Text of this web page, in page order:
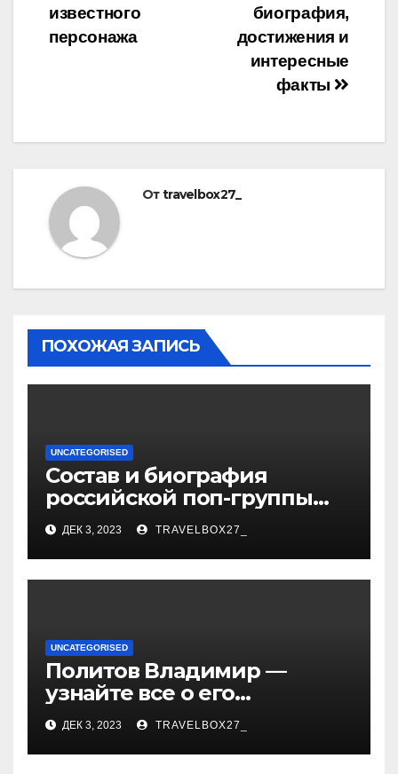
биография,
достижения и
интересные
факты
известного
персонажа
Отtravelbox27_
ПОХОЖАЯ ЗАПИСЬ
UNCATEGORISED
Состав и биография
российской поп-группы
«Иванушки интернешнл»
— история успеха, музыка
и судьбы участников
ДЕК 3, 2023 TRAVELBOX27_
UNCATEGORISED
Политов Владимир —
узнайте все о его
биографии, возрасте и
впечатляющих
достижениях!
ДЕК 3, 2023 TRAVELBOX27_